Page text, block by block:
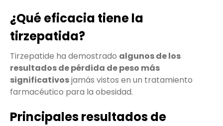
¿Qué eficacia tiene la
tirzepatida?
Tirzepatide ha demostrado algunos de los
resultados de pérdida de peso más
significativosjamás vistos en un tratamiento
farmacéutico para la obesidad.
Principales resultados de